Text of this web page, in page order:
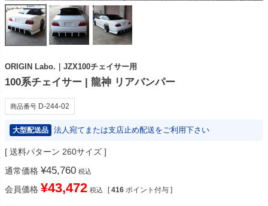
ORIGIN Labo.｜JZX100チェイサー用
100系チェイサー | 龍神 リアバンパー
商品番号 D-244-02
大型配送品 法人宛てまたは支店止め配送をご利用下さい
送料パターン 260サイズ
通常価格 ¥45,760 税込
会員価格 ¥43,472 税込 [ 416 ポイント付与 ]